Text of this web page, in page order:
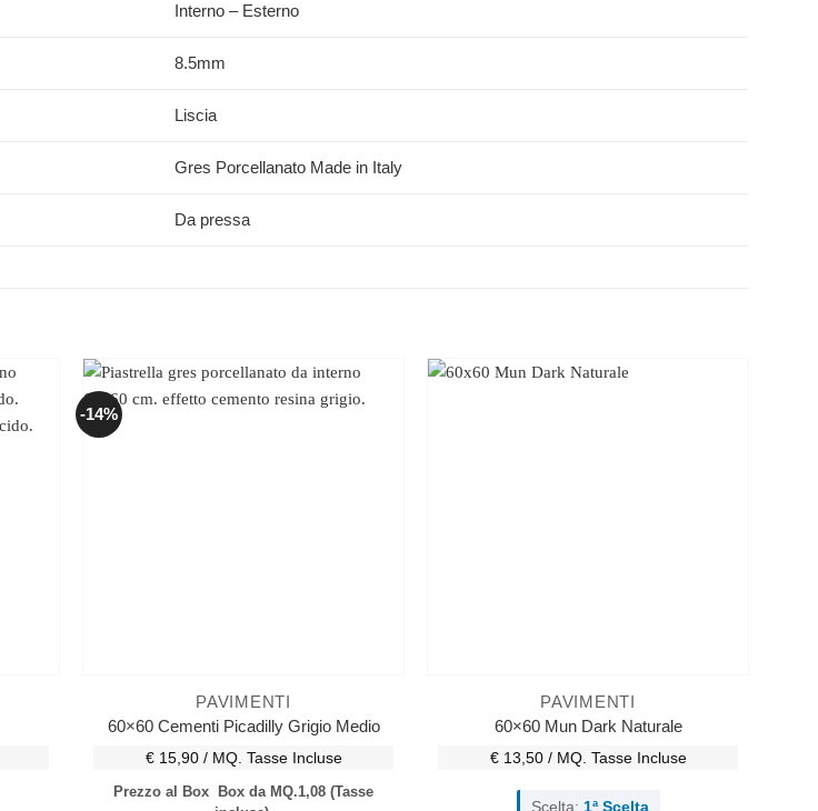
Interno – Esterno
8.5mm
Liscia
Gres Porcellanato Made in Italy
Da pressa
-14%
PAVIMENTI
60×60 Cementi Picadilly Grigio Medio
€ 15,90 / MQ. Tasse Incluse
Prezzo al Box Box da MQ.1,08 (Tasse
PAVIMENTI
60×60 Mun Dark Naturale
€ 13,50 / MQ. Tasse Incluse
Scelta: 1ª Scelta